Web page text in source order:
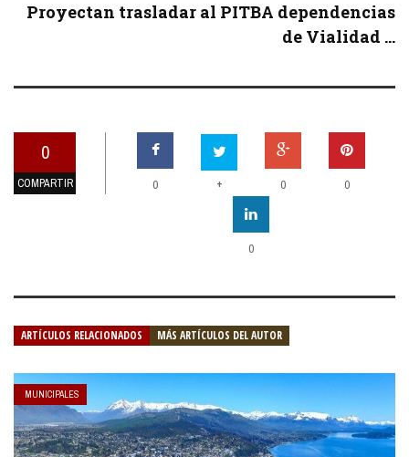
Proyectan trasladar al PITBA dependencias
de Vialidad ...
0
COMPARTIR 0 + 0 0
0
ARTÍCULOS RELACIONADOS MÁS ARTÍCULOS DEL AUTOR
MUNICIPALES